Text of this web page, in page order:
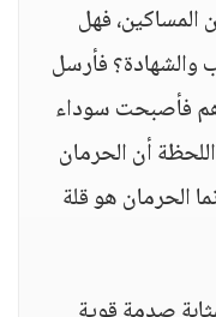
المساكين، فهل
والشهادة؟ فأرسل
فأصبحت سوداء
أن الحرمان
الحرمان هو قلة